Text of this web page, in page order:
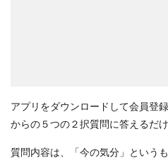
アプリをダウンロードして会員登
からの５つの２択質問に答えるだけ
質問内容は、「今の気分」という